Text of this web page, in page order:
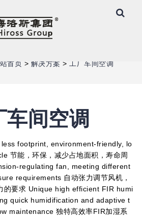
首页 > 解决方案 > 工厂车间空调
车间空调
footprint, environment-friendly, lo
节能，环保，减少占地面积，寿命周
regulating fan, meeting different
requirements 自动张力调节风机，
的要求 Unique high efficient FIR humi
quick humidification and adaptive t
maintenance 独特高效率FIR加湿系